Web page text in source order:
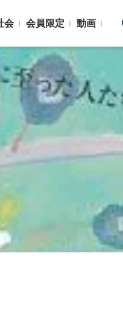
会 会員限定 動画